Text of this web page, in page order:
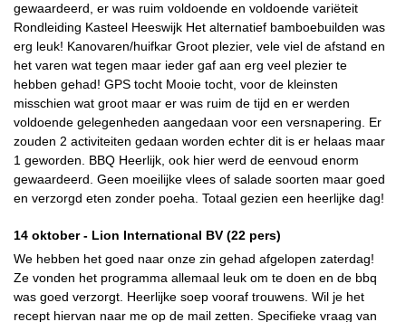
gewaardeerd, er was ruim voldoende en voldoende variëteit
Rondleiding Kasteel Heeswijk Het alternatief bamboebuilden was
erg leuk! Kanovaren/huifkar Groot plezier, vele viel de afstand en
het varen wat tegen maar ieder gaf aan erg veel plezier te
hebben gehad! GPS tocht Mooie tocht, voor de kleinsten
misschien wat groot maar er was ruim de tijd en er werden
voldoende gelegenheden aangedaan voor een versnapering. Er
zouden 2 activiteiten gedaan worden echter dit is er helaas maar
1 geworden. BBQ Heerlijk, ook hier werd de eenvoud enorm
gewaardeerd. Geen moeilijke vlees of salade soorten maar goed
en verzorgd eten zonder poeha. Totaal gezien een heerlijke dag!
14 oktober - Lion International BV (22 pers)
We hebben het goed naar onze zin gehad afgelopen zaterdag!
Ze vonden het programma allemaal leuk om te doen en de bbq
was goed verzorgt. Heerlijke soep vooraf trouwens. Wil je het
recept hiervan naar me op de mail zetten. Specifieke vraag van